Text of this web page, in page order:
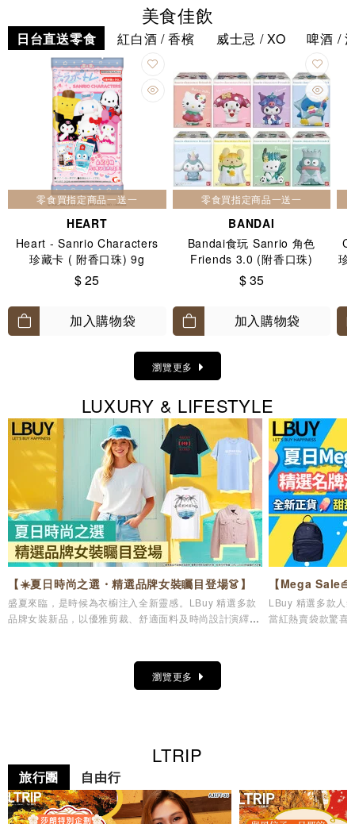
美食佳飲
日台直送零食 紅白酒 / 香檳 威士忌 / XO 啤酒 /
零食買指定商品一送一
HEART
Heart - Sanrio Characters
珍藏卡 ( 附香口珠) 9g
$ 25
加入購物袋
零食買指定商品一送一
BANDAI
Bandai食玩 Sanrio 角色
Friends 3.0 (附香口珠)
$ 35
加入購物袋
珍
瀏覽更多
LUXURY & LIFESTYLE
【☀️夏日時尚之選・精選品牌女裝矚目登場👗】
盛夏來臨，是時候為衣櫥注入全新靈感。LBuy 精選多款
品牌女裝新品，以優雅剪裁、舒適面料及時尚設計演繹夏
【Mega
LBuy 精選多款人
當紅熱賣袋款驚喜
瀏覽更多
LTRIP
旅行團 自由行